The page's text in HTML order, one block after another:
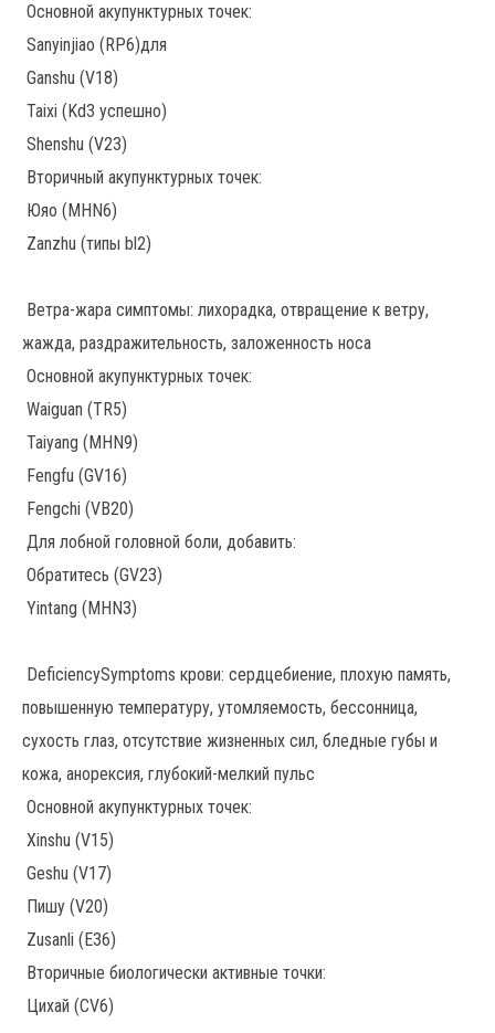
Основной акупунктурных точек:
Sanyinjiao (RP6)для
Ganshu (V18)
Taixi (Kd3 успешно)
Shenshu (V23)
Вторичный акупунктурных точек:
Юяо (MHN6)
Zanzhu (типы bl2)
Ветра-жара симптомы: лихорадка, отвращение к ветру,
жажда, раздражительность, заложенность носа
Основной акупунктурных точек:
Waiguan (TR5)
Taiyang (MHN9)
Fengfu (GV16)
Fengchi (VB20)
Для лобной головной боли, добавить:
Обратитесь (GV23)
Yintang (MHN3)
DeficiencySymptoms крови: сердцебиение, плохую память,
повышенную температуру, утомляемость, бессонница,
сухость глаз, отсутствие жизненных сил, бледные губы и
кожа, анорексия, глубокий-мелкий пульс
Основной акупунктурных точек:
Xinshu (V15)
Geshu (V17)
Пишу (V20)
Zusanli (E36)
Вторичные биологически активные точки:
Цихай (CV6)